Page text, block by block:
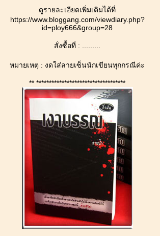
ดูรายละเอียดเพิ่มเติมได้ที่
https://www.bloggang.com/viewdiary.php?
id=ploy666&group=28
สั่งซื้อที่ : .........
หมายเหตุ : งดใส่ลายเซ็นนักเขียนทุกกรณีค่ะ
** ***********************************